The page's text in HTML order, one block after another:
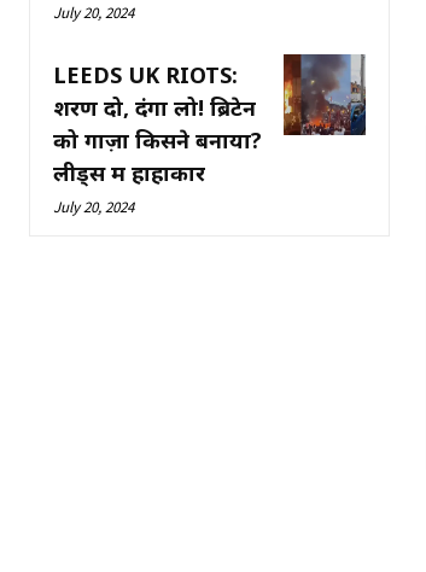
July 20, 2024
LEEDS UK RIOTS:
शरण दो, दंगा लो! ब्रिटेन
को गाज़ा किसने बनाया?
लीड्स में हाहाकार
July 20, 2024